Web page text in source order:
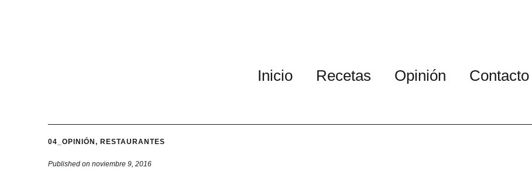
Inicio Recetas Opinión Contacto
04_OPINIÓN , RESTAURANTES
Published on noviembre 9, 2016